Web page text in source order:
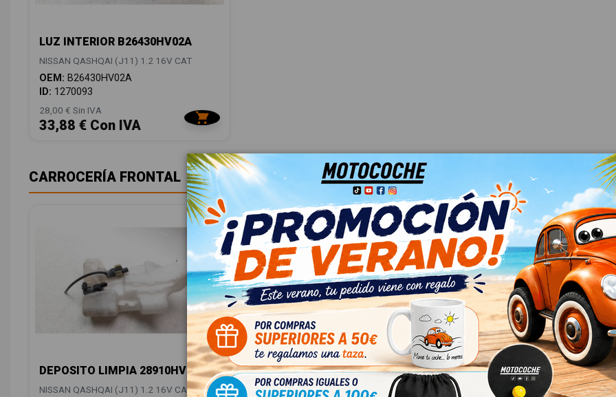
LUZ INTERIOR B26430HV02A
NISSAN QASHQAI (J11) 1.2 16V CAT
OEM: B26430HV02A
ID: 1270093
28,00 € Sin IVA
33,88 € Con IVA
CARROCERÍA FRONTAL
DEPOSITO LIMPIA 28910HV00
NISSAN QASHQAI (J11) 1.2 16V CAT